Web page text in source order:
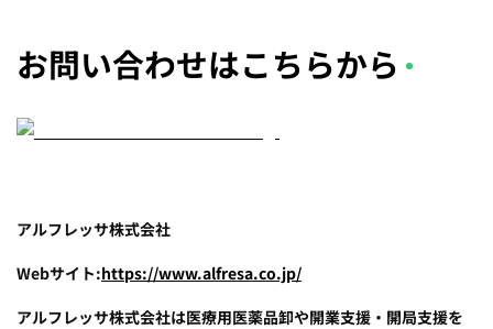
お問い合わせはこちらから
アルフレッサ株式会社
Webサイト:https://www.alfresa.co.jp/
アルフレッサ株式会社は医療用医薬品卸や開業支援・開局支援を